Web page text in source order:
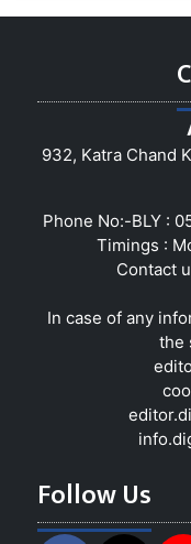
932, Katra Chand
Phone No:-BLY :
Timings :
Contact
In case of any
the
Follow Us